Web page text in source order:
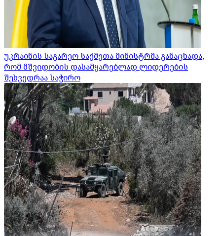
უკრაინის საგარეო საქმეთა მინისტრმა განაცხადა,
რომ მშვიდობის დასამყარებლად ლიდერების
შეხვედრაა საჭირო